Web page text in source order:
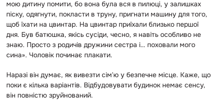
мою дитину помити, бо вона була вся в пилюці, у залишках
піску, одягнути, покласти в труну, пригнати машину для того,
щоб їхати на цвинтар. На цвинтар приїхали близько першої
дня. Був батюшка, якісь сусіди, чесно, я навіть особливо не
знаю. Просто з родичів дружини сестра і… поховали мого
сина». Чоловік починає плакати.
Наразі він думає, як вивезти сімʼю у безпечне місце. Каже, що
поки є кілька варіантів. Відбудовувати будинок немає сенсу,
він повністю зруйнований.